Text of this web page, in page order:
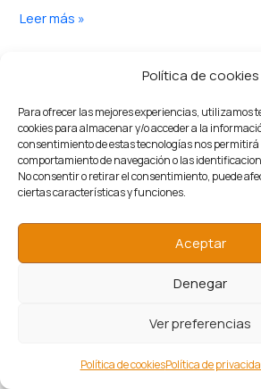
Política de cookies
Para ofrecer las mejores experiencias, utilizamos
cookies para almacenar y/o acceder a la
consentimiento de estas tecnologías nos permitirá
comportamiento de navegación o las
No consentir o retirar el consentimiento, puede
ciertas características y funciones.
Aceptar
Denegar
Ver preferencias
Política de cookiesPolítica de
Leer más »